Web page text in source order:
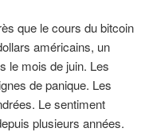
que le cours du bitcoin
américains, un
le mois de juin. Les
de panique. Les
Le sentiment
plusieurs années.